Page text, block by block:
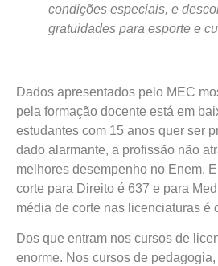
condições especiais, e
gratuidades para esporte e
Dados apresentados pelo MEC
pela formação docente está em
estudantes com 15 anos quer ser
dado alarmante, a profissão não
melhores desempenho no Enem.
corte para Direito é 637 e para
média de corte nas licenciaturas é
Dos que entram nos cursos de
enorme. Nos cursos de